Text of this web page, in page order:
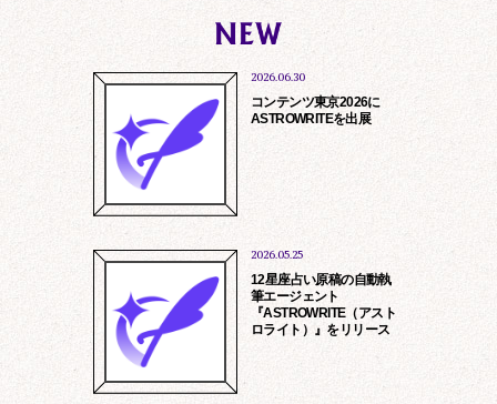
2026.06.30
コンテンツ東京2026に
ASTROWRITEを出展
2026.05.25
12星座占い原稿の自動執
筆エージェント
『ASTROWRITE（アスト
ロライト）』をリリース